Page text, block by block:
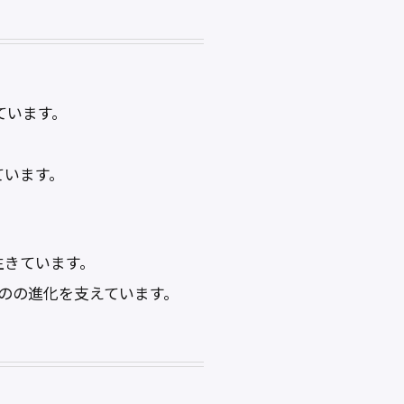
ます。
ます。
ています。
進化を支えています。